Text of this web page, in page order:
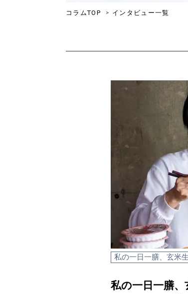
コラムTOP インタビュー一覧
私の一日一膳、玄米
私の一日一膳